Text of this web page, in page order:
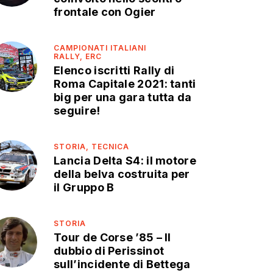
frontale con Ogier
CAMPIONATI ITALIANI
RALLY, ERC
Elenco iscritti Rally di
Roma Capitale 2021: tanti
big per una gara tutta da
seguire!
STORIA, TECNICA
Lancia Delta S4: il motore
della belva costruita per
il Gruppo B
STORIA
Tour de Corse ’85 – Il
dubbio di Perissinot
sull’incidente di Bettega